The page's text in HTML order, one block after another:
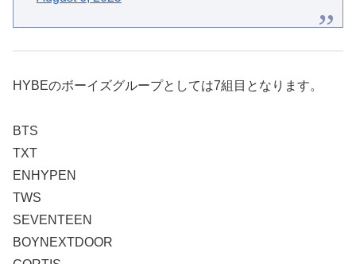
August 6, 2025
HYBEのボーイズグループとしては7組目となります。
BTS
TXT
ENHYPEN
TWS
SEVENTEEN
BOYNEXTDOOR